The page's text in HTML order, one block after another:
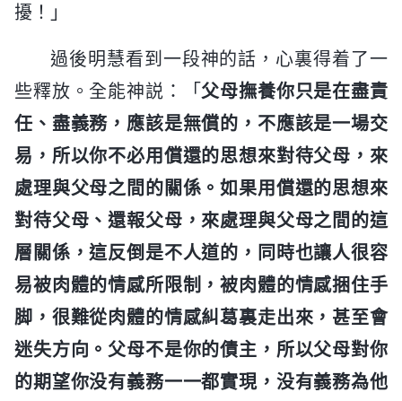
擾！」
過後明慧看到一段神的話，心裏得着了一
些釋放。全能神説：「 父母撫養你只是在盡責
任、盡義務，應該是無償的，不應該是一場交
易，所以你不必用償還的思想來對待父母，來
處理與父母之間的關係。如果用償還的思想來
對待父母、還報父母，來處理與父母之間的這
層關係，這反倒是不人道的，同時也讓人很容
易被肉體的情感所限制，被肉體的情感捆住手
脚，很難從肉體的情感糾葛裏走出來，甚至會
迷失方向。父母不是你的債主，所以父母對你
的期望你没有義務一一都實現，没有義務為他